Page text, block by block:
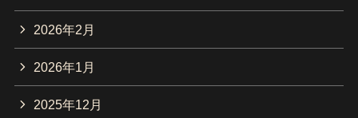
2026年2月
2026年1月
2025年12月